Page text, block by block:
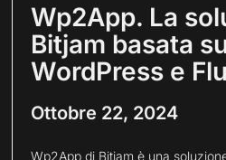
Wp2App. La
Bitjam basata
WordPress e
Ottobre 22, 2024
Wp2App di Bitjam è una